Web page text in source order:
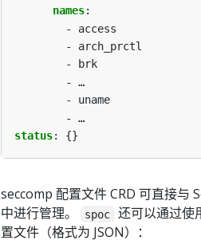
names:
- access
- arch_prctl
- brk
- …
- uname
- …
status: {}
seccomp 配置文件 CRD 可直接
中进行管理。
spoc 还可以通过使
置文件（格式为 JSON）：